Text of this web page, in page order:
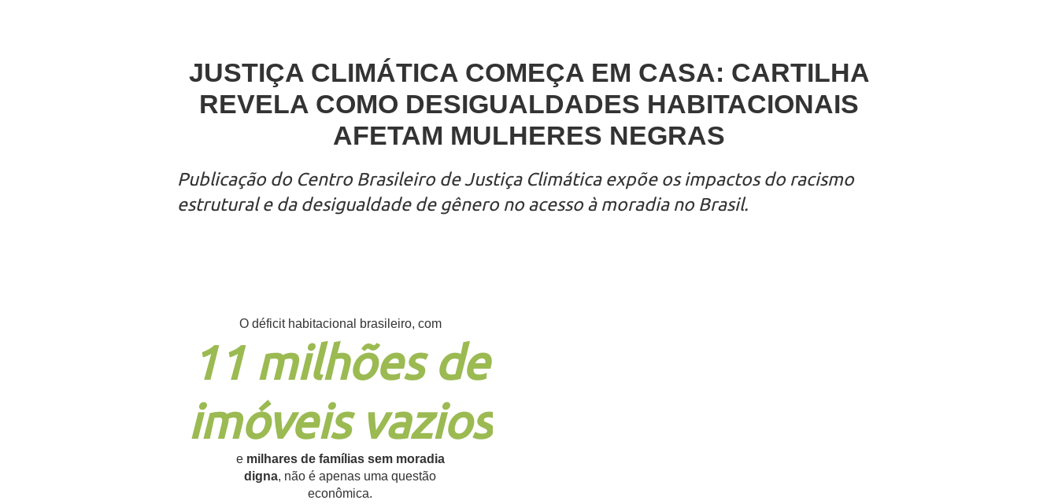
JUSTIÇA CLIMÁTICA COMEÇA EM CASA: CARTILHA
REVELA COMO DESIGUALDADES HABITACIONAIS
AFETAM MULHERES NEGRAS
Publicação do Centro Brasileiro de Justiça Climática expõe os impactos do racismo
estrutural e da desigualdade de gênero no acesso à moradia no Brasil.
O déficit habitacional brasileiro, com
11 milhões de
imóveis vazios
emilhares de famílias sem moradia
digna, não é apenas uma questão
econômica.